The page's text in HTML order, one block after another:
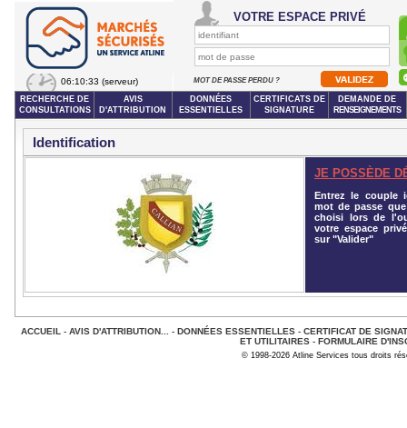
06:10:33 (serveur)
VOTRE ESPACE PRIVÉ
MOT DE PASSE PERDU ?
RECHERCHE DE
CONSULTATIONS
AVIS
D'ATTRIBUTION
DONNÉES
ESSENTIELLES
CERTIFICATS DE
SIGNATURE
DEMANDE DE
RENSEIGNEMENTS
Identification
JE POSSÈDE
Entrez le couple
mot de passe
choisi lors de
votre espace
sur "Valider"
ACCUEIL - AVIS D'ATTRIBUTION... - DONNÉES ESSENTIELLES- CERTIFICAT DE
ET UTILITAIRES - FORMULAIRE
© 1998-2026 Atline Services tous droits